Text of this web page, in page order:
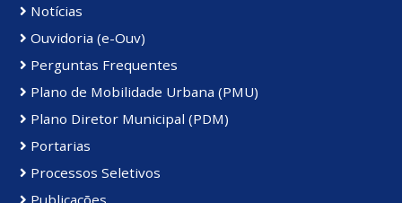
Notícias
Ouvidoria (e-Ouv)
Perguntas Frequentes
Plano de Mobilidade Urbana (PMU)
Plano Diretor Municipal (PDM)
Portarias
Processos Seletivos
Publicações